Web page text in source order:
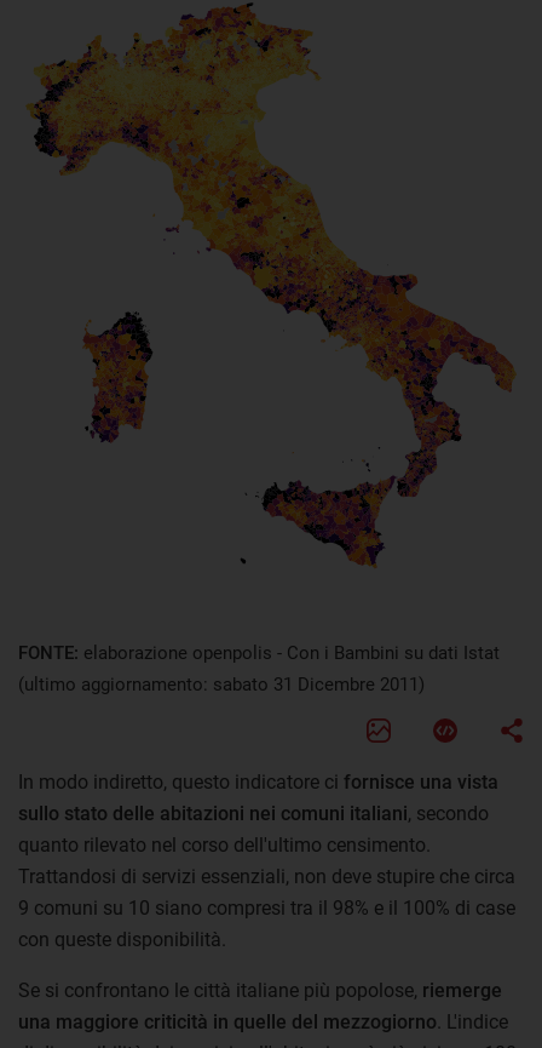
FONTE: elaborazione openpolis - Con i Bambini su dati Istat
(ultimo aggiornamento: sabato 31 Dicembre 2011)
In modo indiretto, questo indicatore ci fornisce una vista
sullo stato delle abitazioni nei comuni italiani, secondo
quanto rilevato nel corso dell'ultimo censimento.
Trattandosi di servizi essenziali, non deve stupire che circa
9 comuni su 10 siano compresi tra il 98% e il 100% di case
con queste disponibilità.
Se si confrontano le città italiane più popolose, riemerge
una maggiore criticità in quelle del mezzogiorno. L'indice